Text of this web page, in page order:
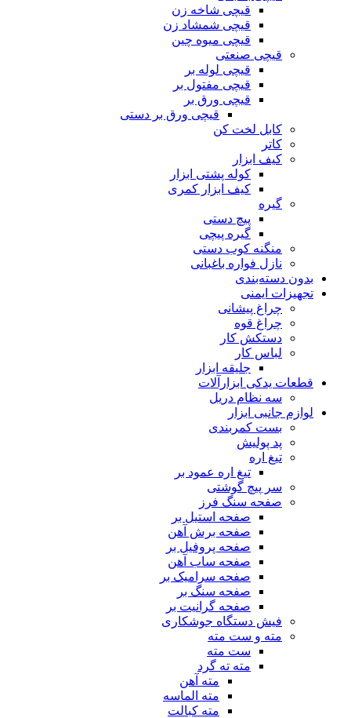
قیچی شاخه زن
قیچی شمشاد زن
قیچی میوه چین
قیچی صنعتی
قیچی لوله بر
قیچی مفتول بر
قیچی ورق بر
قیچی ورق بر دستی
کابل لخت کن
کاتر
کیف ابزار
کوله پشتی ابزار
کیف ابزار کمری
گیره
پیچ دستی
گیره پیچی
منگنه کوب دستی
نازل فواره باغبانی
بدون دسته‌بندی
تجهیزات ایمنی
چراغ پیشانی
چراغ قوه
دستکش کار
لباس کار
جلیقه ابزار
قطعات یدکی ابزارآلات
سه نظام دریل
لوازم جانبی ابزار
بست کمربندی
پد پولیش
تیغ اره
تیغ اره عمود بر
سر پیچ گوشتی
صفحه سنگ فرز
صفحه استیل بر
صفحه برش آهن
صفحه پروفیل بر
صفحه ساب آهن
صفحه سرامیک بر
صفحه سنگ بر
صفحه گرانیت بر
فیش دستگاه جوشکاری
مته و ست مته
ست مته
مته ته گرد
مته آهن
مته الماسه
مته کبالت